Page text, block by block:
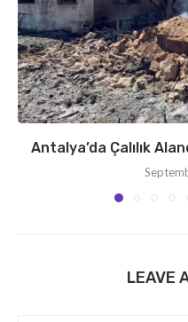
Antalya’da Çalılık
LEAVE